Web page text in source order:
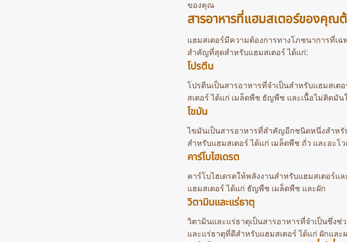
ของคุณ
สารอาหารที่แฮมสเตอร์ของคุณ
แฮมสเตอร์มีความต้องการทางโภชนาการที่เ
สำคัญที่สุดสำหรับแฮมสเตอร์ ได้แก่:
โปรตีน
โปรตีนเป็นสารอาหารที่จำเป็นสำหรับแฮมสเ
สเตอร์ ได้แก่ เมล็ดพืช ธัญพืช และเนื้อไม่ติดมั
ไขมัน
ไขมันเป็นสารอาหารที่สำคัญอีกชนิดหนึ่งสำหรั
สำหรับแฮมสเตอร์ ได้แก่ เมล็ดพืช ถั่ว และอะโ
คาร์โบไฮเดรต
คาร์โบไฮเดรตให้พลังงานสำหรับแฮมสเตอร์แ
แฮมสเตอร์ ได้แก่ ธัญพืช เมล็ดพืช และผัก
วิตามินและแร่ธาตุ
วิตามินและแร่ธาตุเป็นสารอาหารที่จำเป็นซึ่ง
และแร่ธาตุที่ดีสำหรับแฮมสเตอร์ ได้แก่ ผักและ